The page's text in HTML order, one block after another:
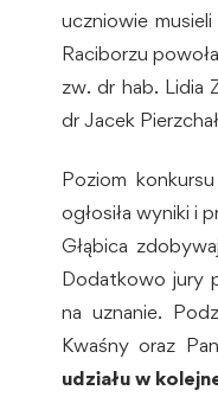
uczniowie
Raciborzu
zw. dr hab. Lidia
dr Jacek
Poziom
ogłosiła wyniki i
Głąbica
Dodatkowo jury
na uznanie.
Kwaśny oraz
udziału w